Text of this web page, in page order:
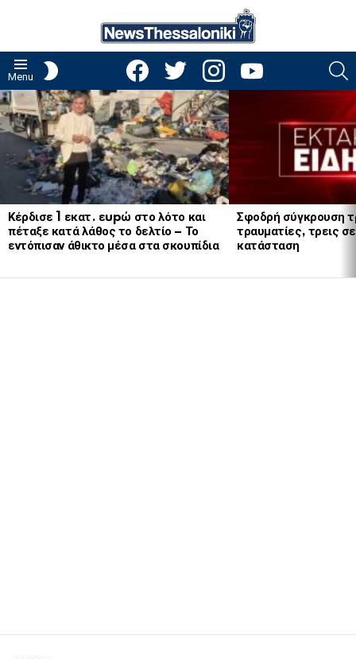
Menu
facebooktwitter instagramyoutube
LATEST
STORIES
Κέρδισε 1 εκατ. εupώ στο λότο και
πέταξε κατά λάθος το δελτίο – Το
εντόπισαν άθικτο μέσα στα σκουπίδια
Σφοδρή σύγκρουση
τραυματίες, τρεις
κατάσταση